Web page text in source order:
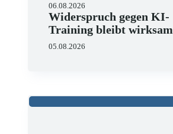
06.08.2026
Widerspruch gegen KI-
Training bleibt wirksam
05.08.2026